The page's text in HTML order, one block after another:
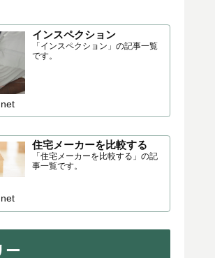
インスペクション
「インスペクション」の記事一覧
です。
住宅メーカーを比較する
「住宅メーカーを比較する」の記
事一覧です。
ー